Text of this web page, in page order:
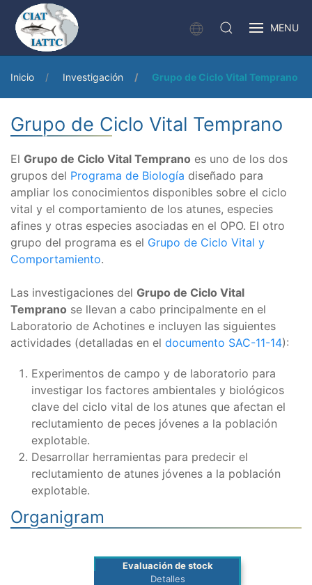
MENU
Inicio Investigación Grupo de Ciclo Vital Temprano
Grupo de Ciclo Vital Temprano
El Grupo de Ciclo Vital Temprano es uno de los dos
grupos del Programa de Biología diseñado para
ampliar los conocimientos disponibles sobre el ciclo
vital y el comportamiento de los atunes, especies
afines y otras especies asociadas en el OPO. El otro
grupo del programa es el Grupo de Ciclo Vital y
Comportamiento.
Las investigaciones del Grupo de Ciclo Vital
Temprano se llevan a cabo principalmente en el
Laboratorio de Achotines e incluyen las siguientes
actividades (detalladas en el documento SAC-11-14):
Experimentos de campo y de laboratorio para
investigar los factores ambientales y biológicos
clave del ciclo vital de los atunes que afectan el
reclutamiento de peces jóvenes a la población
explotable.
Desarrollar herramientas para predecir el
reclutamiento de atunes jóvenes a la población
explotable.
Organigram
Evaluación de stock
Detalles